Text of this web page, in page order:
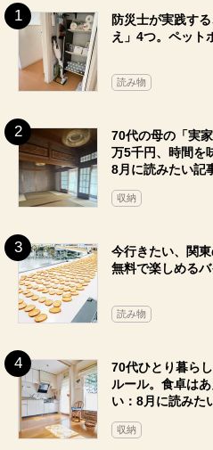
防災士が実践す
え」4つ。ペット
読み物
70代の母の「実
万5千円、時間を
8月に読みたい記
収納
今行きたい、関
無料で楽しめる
読み物
70代ひとり暮ら
ルール。食卓は
い：8月に読みた
収納